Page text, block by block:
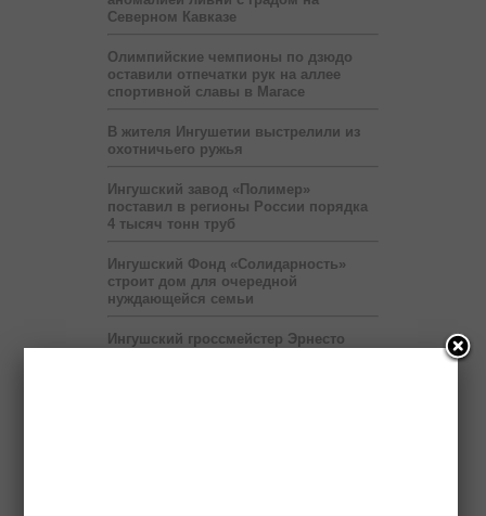
Северном Кавказе
Олимпийские чемпионы по дзюдо
оставили отпечатки рук на аллее
спортивной славы в Магасе
В жителя Ингушетии выстрелили из
охотничьего ружья
Ингушский завод «Полимер»
поставил в регионы России порядка
4 тысяч тонн труб
Ингушский Фонд «Солидарность»
строит дом для очередной
нуждающейся семьи
Ингушский гроссмейстер Эрнесто